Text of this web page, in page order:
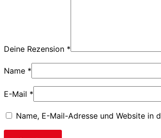
Deine Rezension *
Name *
E-Mail *
Name, E-Mail-Adresse und Website in